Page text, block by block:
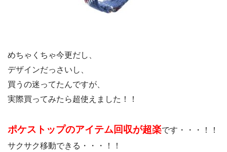
めちゃくちゃ今更だし、
デザインだっさいし、
買うの迷ってたんですが、
実際買ってみたら超使えました！！
ポケストップのアイテム回収が超楽です・・・！！
サクサク移動できる・・・！！